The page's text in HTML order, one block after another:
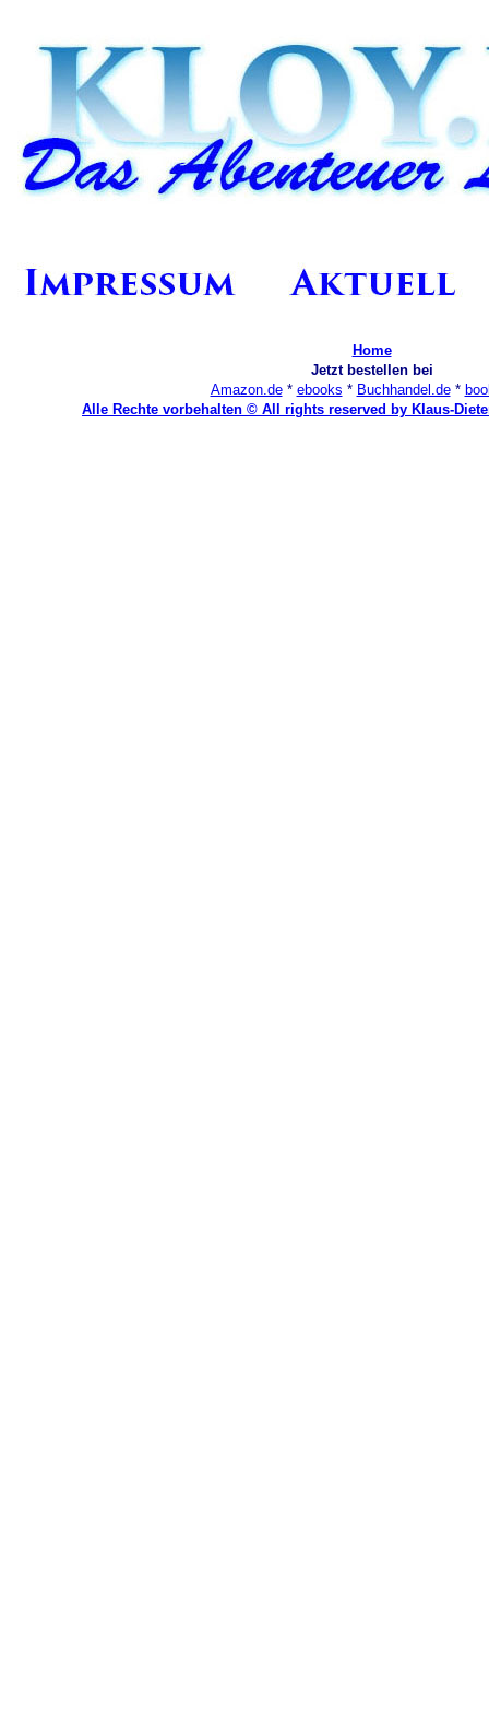
Home
Jetzt bestellen bei
Amazon.de* ebooks * Buchhandel.de*
Alle Rechte vorbehalten © All rights reserved by Klaus-